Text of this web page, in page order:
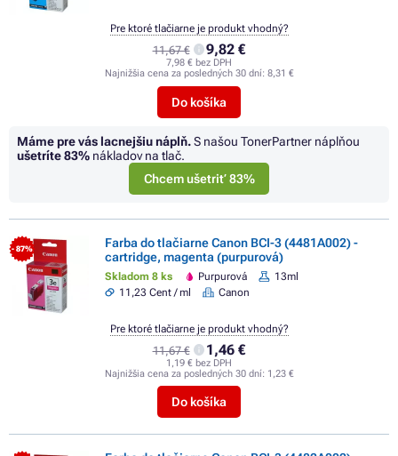
11,67 € 9,82 €
7,98 € bez DPH
Najnižšia cena za posledných 30 dní: 8,31 €
Do košíka
Pre ktoré tlačiarne je produkt vhodný?
Máme pre vás lacnejšiu náplň.S našou TonerPartner náplňou
ušetríte83% nákladov na tlač.
Chcem ušetriť 83%
- 87%
Farba do tlačiarne Canon BCI-3 (4481A002) -
cartridge, magenta (purpurová)
Skladom 8 ks Purpurová
13ml
11,23 Cent / ml
Canon
11,67 € 1,46 €
1,19 € bez DPH
Najnižšia cena za posledných 30 dní: 1,23 €
Do košíka
Pre ktoré tlačiarne je produkt vhodný?